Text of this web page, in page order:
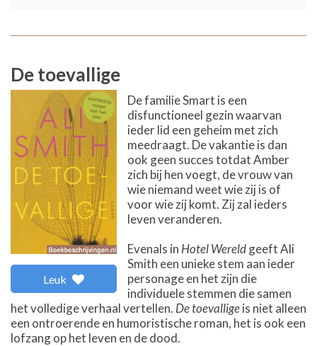
De toevallige
Leuk
De familie Smart is een
disfunctioneel gezin waarvan
ieder lid een geheim met zich
meedraagt. De vakantie is dan
ook geen succes totdat Amber
zich bij hen voegt, de vrouw van
wie niemand weet wie zij is of
voor wie zij komt. Zij zal ieders
leven veranderen.
Evenals in Hotel Wereldgeeft Ali
Smith een unieke stem aan ieder
personage en het zijn die
individuele stemmen die samen
het volledige verhaal vertellen. De toevalligeis niet alleen
een ontroerende en humoristische roman, het is ook een
lofzang op het leven en de dood.